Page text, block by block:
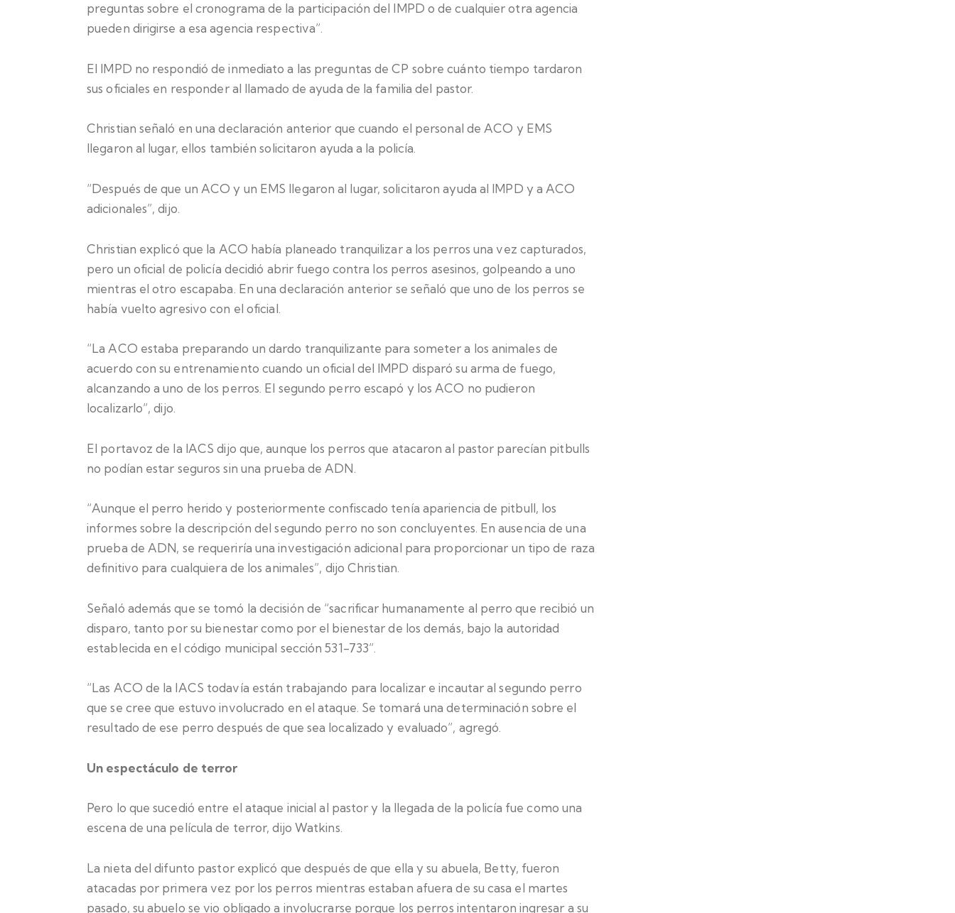
preguntas sobre el cronograma de la participación del IMPD o de cualquier otra agencia
pueden dirigirse a esa agencia respectiva”.
El IMPD no respondió de inmediato a las preguntas de CP sobre cuánto tiempo tardaron
sus oficiales en responder al llamado de ayuda de la familia del pastor.
Christian señaló en una declaración anterior que cuando el personal de ACO y EMS
llegaron al lugar, ellos también solicitaron ayuda a la policía.
“Después de que un ACO y un EMS llegaron al lugar, solicitaron ayuda al IMPD y a ACO
adicionales”, dijo.
Christian explicó que la ACO había planeado tranquilizar a los perros una vez capturados,
pero un oficial de policía decidió abrir fuego contra los perros asesinos, golpeando a uno
mientras el otro escapaba. En una declaración anterior se señaló que uno de los perros se
había vuelto agresivo con el oficial.
“La ACO estaba preparando un dardo tranquilizante para someter a los animales de
acuerdo con su entrenamiento cuando un oficial del IMPD disparó su arma de fuego,
alcanzando a uno de los perros. El segundo perro escapó y los ACO no pudieron
localizarlo”, dijo.
El portavoz de la IACS dijo que, aunque los perros que atacaron al pastor parecían pitbulls
no podían estar seguros sin una prueba de ADN.
“Aunque el perro herido y posteriormente confiscado tenía apariencia de pitbull, los
informes sobre la descripción del segundo perro no son concluyentes. En ausencia de una
prueba de ADN, se requeriría una investigación adicional para proporcionar un tipo de raza
definitivo para cualquiera de los animales”, dijo Christian.
Señaló además que se tomó la decisión de “sacrificar humanamente al perro que recibió un
disparo, tanto por su bienestar como por el bienestar de los demás, bajo la autoridad
establecida en el código municipal sección 531-733”.
“Las ACO de la IACS todavía están trabajando para localizar e incautar al segundo perro
que se cree que estuvo involucrado en el ataque. Se tomará una determinación sobre el
resultado de ese perro después de que sea localizado y evaluado”, agregó.
Un espectáculo de terror
Pero lo que sucedió entre el ataque inicial al pastor y la llegada de la policía fue como una
escena de una película de terror, dijo Watkins.
La nieta del difunto pastor explicó que después de que ella y su abuela, Betty, fueron
atacadas por primera vez por los perros mientras estaban afuera de su casa el martes
pasado, su abuelo se vio obligado a involucrarse porque los perros intentaron ingresar a su